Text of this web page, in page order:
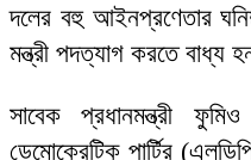
দলের বহু আইনপ্রণেতার
মন্ত্রী পদত্যাগ করতে বাধ্য
সাবেক প্রধানমন্ত্রী
ডেমোক্রেটিক পার্টির